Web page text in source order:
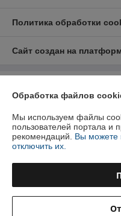
Политика обработки
Сайт создан на
«Прамень»
Республика Беларусь,
,г.Береза,пер.Березовый,15А
комитет
Обработка файлов
Мы используем файлы
пользователей портала и
рекомендаций. Вы можете
отключить их.